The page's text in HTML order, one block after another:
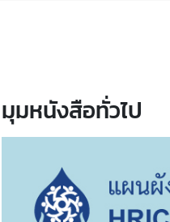
มุมหนังสือทั่วไป